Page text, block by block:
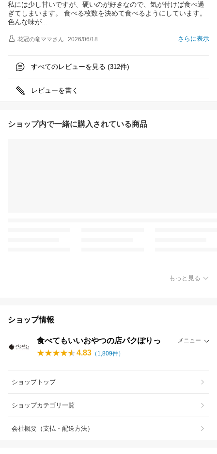
私には少し甘いですが、硬いのが好きなので、気が付けば食べ過
ぎてしまいます。 食べる枚数を決めて食べるようにしています。
色んな味が
さらに表示
花冠の竜ママさん 2026/06/18
すべてのレビューを見る (312件)
レビューを書く
ショップ内で一緒に購入されている商品
もっと見る
ショップ情報
食べてもいいおやつの店パクぽりっ メニュー
4.83 （ 1,809件）
ショップトップ
ショップカテゴリ一覧
会社概要（支払・配送方法）